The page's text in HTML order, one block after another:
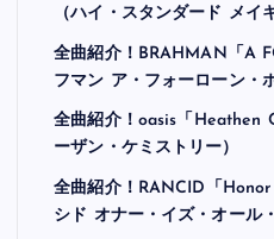
（ハイ・スタンダード メイ
全曲紹介！BRAHMAN「A
フマン ア・フォーローン・
全曲紹介！oasis「Heathen
ーザン・ケミストリー）
全曲紹介！RANCID「
シド オナー・イズ・オール